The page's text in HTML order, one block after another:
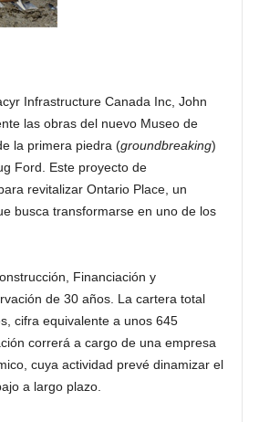
Infrastructure Canada Inc, John
las obras del nuevo Museo de
la primera piedra (groundbreaking)
Ford. Este proyecto de
revitalizar Ontario Place, un
busca transformarse en uno de los
Financiación y
de 30 años. La cartera total
cifra equivalente a unos 645
correrá a cargo de una empresa
cuya actividad prevé dinamizar el
a largo plazo.